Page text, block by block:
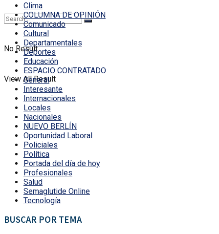
No Result
View All Result
Clima
COLUMNA DE OPINIÓN
Comunicado
Cultural
Departamentales
Deportes
Educación
ESPACIO CONTRATADO
General
Interesante
Internacionales
Locales
Nacionales
NUEVO BERLÍN
Oportunidad Laboral
Policiales
Política
Portada del día de hoy
Profesionales
Salud
Semaglutide Online
Tecnología
BUSCAR POR TEMA